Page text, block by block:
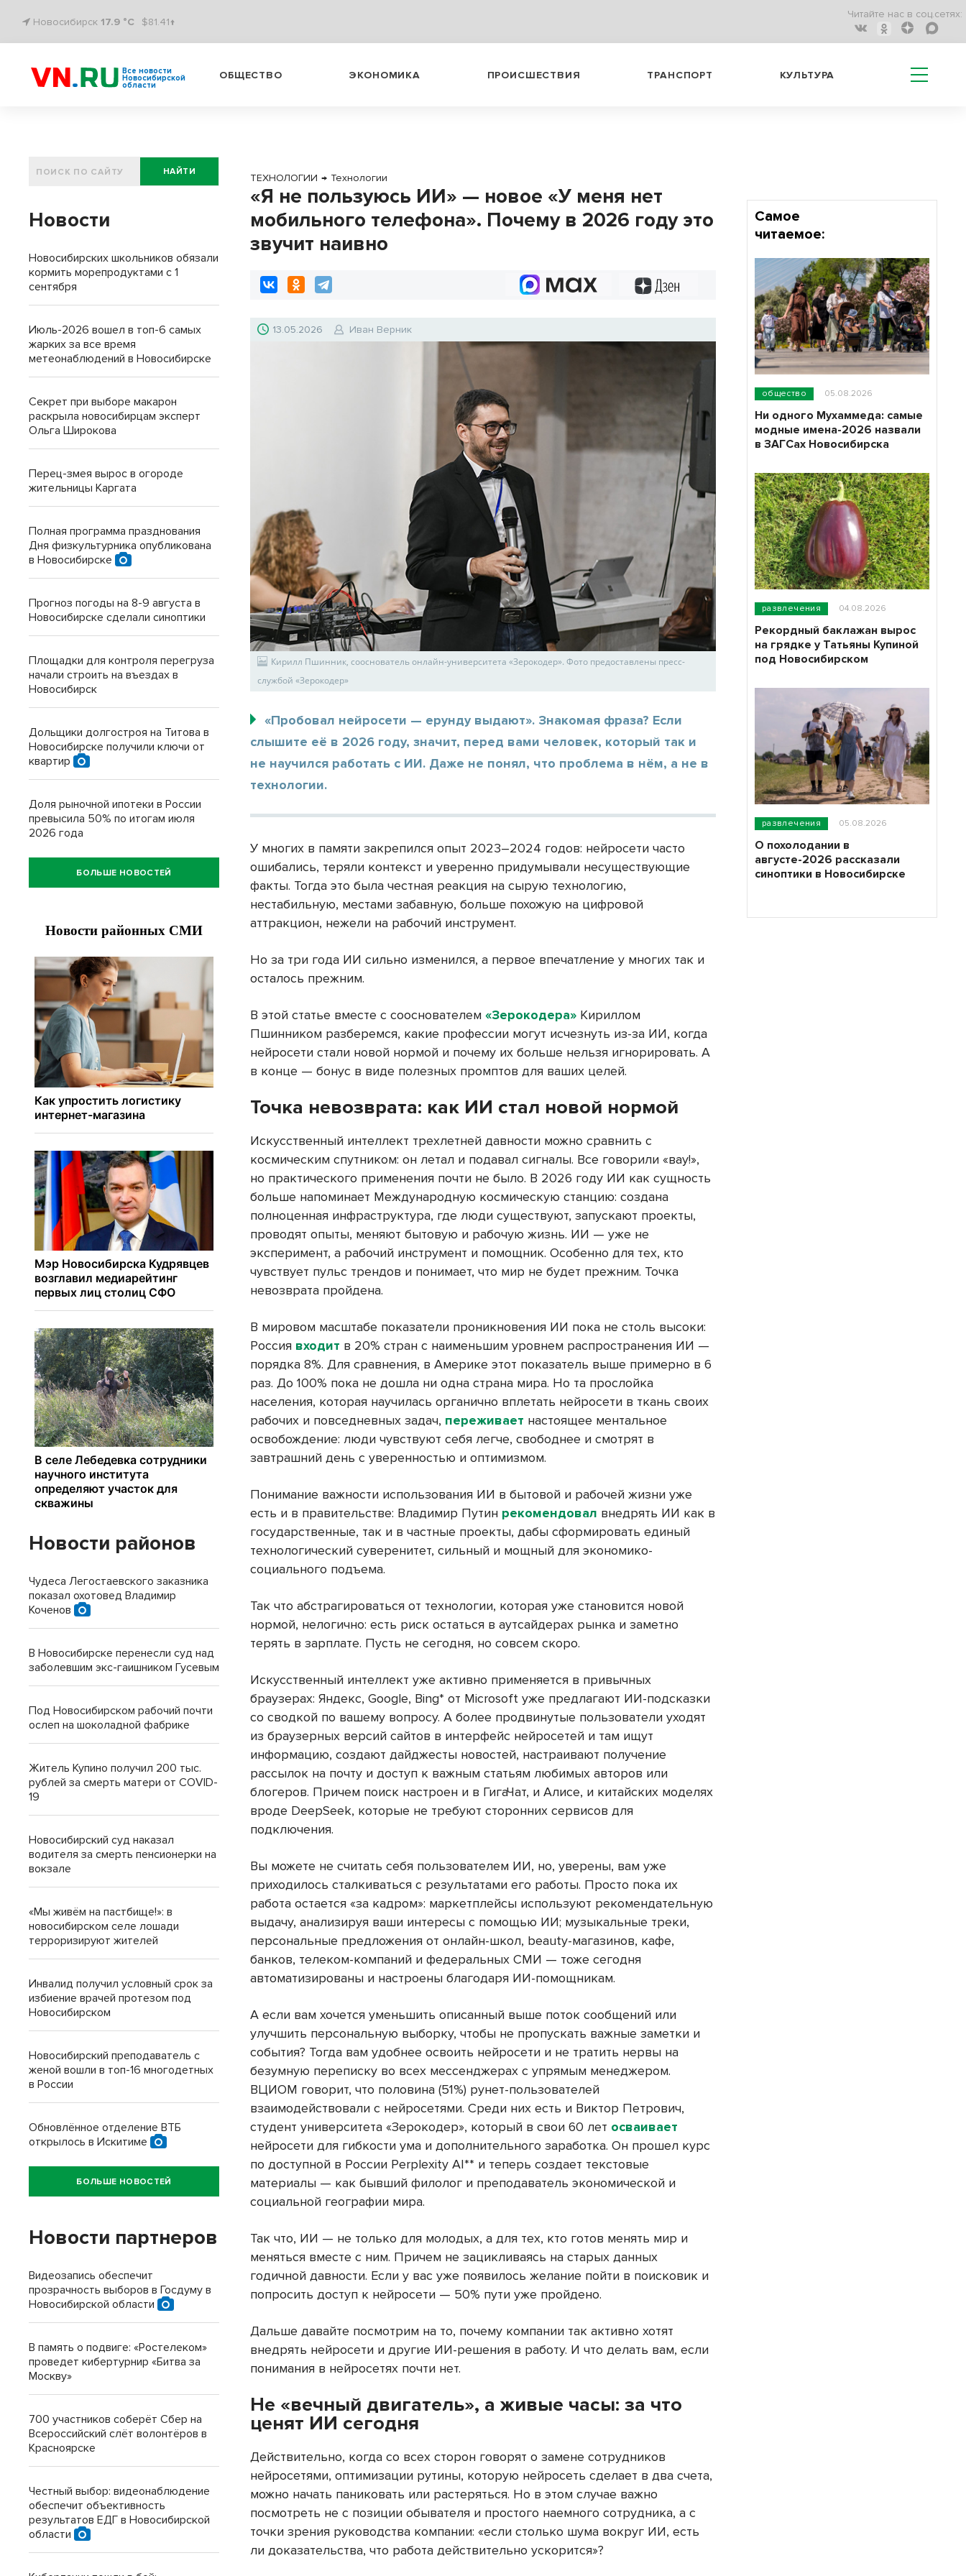
Новосибирск 17.9 °C $81.41↑
Читайте нас в соц.сетях:
Все новости
Новосибирской
области
ОБЩЕСТВО ЭКОНОМИКА ПРОИСШЕСТВИЯ ТРАНСПОРТ КУЛЬТУРА
ТЕХНОЛОГИИ → Технологии
«Я не пользуюсь ИИ» — новое «У меня нет
мобильного телефона». Почему в 2026 году это
звучит наивно
13.05.2026 Иван Верник
Кирилл Пшинник, сооснователь онлайн-университета «Зерокодер». Фото предоставлены пресс-
службой «Зерокодер»
«Пробовал нейросети — ерунду выдают». Знакомая фраза? Если
слышите её в 2026 году, значит, перед вами человек, который так и
не научился работать с ИИ. Даже не понял, что проблема в нём, а не в
технологии.
У многих в памяти закрепился опыт 2023–2024 годов: нейросети часто
ошибались, теряли контекст и уверенно придумывали несуществующие
факты. Тогда это была честная реакция на сырую технологию,
нестабильную, местами забавную, больше похожую на цифровой
аттракцион, нежели на рабочий инструмент.
Но за три года ИИ сильно изменился, а первое впечатление у многих так и
осталось прежним.
В этой статье вместе с сооснователем«Зерокодера» Кириллом
Пшинником разберемся, какие профессии могут исчезнуть из-за ИИ, когда
нейросети стали новой нормой и почему их больше нельзя игнорировать. А
в конце — бонус в виде полезных промптов для ваших целей.
Точка невозврата: как ИИ стал новой нормой
Искусственный интеллект трехлетней давности можно сравнить с
космическим спутником: он летал и подавал сигналы. Все говорили «вау!»,
но практического применения почти не было. В 2026 году ИИ как сущность
больше напоминает Международную космическую станцию: создана
полноценная инфраструктура, где люди существуют, запускают проекты,
проводят опыты, меняют бытовую и рабочую жизнь. ИИ — уже не
эксперимент, а рабочий инструмент и помощник. Особенно для тех, кто
чувствует пульс трендов и понимает, что мир не будет прежним. Точка
невозврата пройдена.
В мировом масштабе показатели проникновения ИИ пока не столь высоки:
Россия входит в 20% стран с наименьшим уровнем распространения ИИ —
порядка 8%. Для сравнения, в Америке этот показатель выше примерно в 6
раз. До 100% пока не дошла ни одна страна мира. Но та прослойка
населения, которая научилась органично вплетать нейросети в ткань своих
рабочих и повседневных задач, переживает настоящее ментальное
освобождение: люди чувствуют себя легче, свободнее и смотрят в
завтрашний день с уверенностью и оптимизмом.
Понимание важности использования ИИ в бытовой и рабочей жизни уже
есть и в правительстве: Владимир Путин рекомендовал внедрять ИИ как в
государственные, так и в частные проекты, дабы сформировать единый
технологический суверенитет, сильный и мощный для экономико-
социального подъема.
Так что абстрагироваться от технологии, которая уже становится новой
нормой, нелогично: есть риск остаться в аутсайдерах рынка и заметно
терять в зарплате. Пусть не сегодня, но совсем скоро.
Искусственный интеллект уже активно применяется в привычных
браузерах: Яндекс, Google, Bing* от Microsoft уже предлагают ИИ-подсказки
со сводкой по вашему вопросу. А более продвинутые пользователи уходят
из браузерных версий сайтов в интерфейс нейросетей и там ищут
информацию, создают дайджесты новостей, настраивают получение
рассылок на почту и доступ к важным статьям любимых авторов или
блогеров. Причем поиск настроен и в ГигаЧат, и Алисе, и китайских моделях
вроде DeepSeek, которые не требуют сторонних сервисов для
подключения.
Вы можете не считать себя пользователем ИИ, но, уверены, вам уже
приходилось сталкиваться с результатами его работы. Просто пока их
работа остается «за кадром»: маркетплейсы используют рекомендательную
выдачу, анализируя ваши интересы с помощью ИИ; музыкальные треки,
персональные предложения от онлайн-школ, beauty-магазинов, кафе,
банков, телеком-компаний и федеральных СМИ — тоже сегодня
автоматизированы и настроены благодаря ИИ-помощникам.
А если вам хочется уменьшить описанный выше поток сообщений или
улучшить персональную выборку, чтобы не пропускать важные заметки и
события? Тогда вам удобнее освоить нейросети и не тратить нервы на
безумную переписку во всех мессенджерах с упрямым менеджером.
ВЦИОМ говорит, что половина (51%) рунет-пользователей
взаимодействовали с нейросетями. Среди них есть и Виктор Петрович,
студент университета «Зерокодер», который в свои 60 лет осваивает
нейросети для гибкости ума и дополнительного заработка. Он прошел курс
по доступной в России Perplexity AI** и теперь создает текстовые
материалы — как бывший филолог и преподаватель экономической и
социальной географии мира.
Так что, ИИ — не только для молодых, а для тех, кто готов менять мир и
меняться вместе с ним. Причем не зацикливаясь на старых данных
годичной давности. Если у вас уже появилось желание пойти в поисковик и
попросить доступ к нейросети — 50% пути уже пройдено.
Дальше давайте посмотрим на то, почему компании так активно хотят
внедрять нейросети и другие ИИ-решения в работу. И что делать вам, если
понимания в нейросетях почти нет.
Не «вечный двигатель», а живые часы: за что
ценят ИИ сегодня
Действительно, когда со всех сторон говорят о замене сотрудников
нейросетями, оптимизации рутины, которую нейросеть сделает в два счета,
можно начать паниковать или растеряться. Но в этом случае важно
посмотреть не с позиции обывателя и простого наемного сотрудника, а с
точки зрения руководства компании: «если столько шума вокруг ИИ, есть
ли доказательства, что работа действительно ускорится»?
НАЙТИ
Новости
Новосибирских школьников обязали
кормить морепродуктами с 1
сентября
Июль-2026 вошел в топ-6 самых
жарких за все время
метеонаблюдений в Новосибирске
Секрет при выборе макарон
раскрыла новосибирцам эксперт
Ольга Широкова
Перец-змея вырос в огороде
жительницы Каргата
Полная программа празднования
Дня физкультурника опубликована
в Новосибирске
Прогноз погоды на 8-9 августа в
Новосибирске сделали синоптики
Площадки для контроля перегруза
начали строить на въездах в
Новосибирск
Дольщики долгостроя на Титова в
Новосибирске получили ключи от
квартир
Доля рыночной ипотеки в России
превысила 50% по итогам июля
2026 года
БОЛЬШЕ НОВОСТЕЙ
Новости районов
Чудеса Легостаевского заказника
показал охотовед Владимир
Коченов
В Новосибирске перенесли суд над
заболевшим экс-гаишником Гусевым
Под Новосибирском рабочий почти
ослеп на шоколадной фабрике
Житель Купино получил 200 тыс.
рублей за смерть матери от COVID-
19
Новосибирский суд наказал
водителя за смерть пенсионерки на
вокзале
«Мы живём на пастбище!»: в
новосибирском селе лошади
терроризируют жителей
Инвалид получил условный срок за
избиение врачей протезом под
Новосибирском
Новосибирский преподаватель с
женой вошли в топ-16 многодетных
в России
Обновлённое отделение ВТБ
открылось в Искитиме
БОЛЬШЕ НОВОСТЕЙ
Новости партнеров
Видеозапись обеспечит
прозрачность выборов в Госдуму в
Новосибирской области
В память о подвиге: «Ростелеком»
проведет кибертурнир «Битва за
Москву»
700 участников соберёт Сбер на
Всероссийский слёт волонтёров в
Красноярске
Честный выбор: видеонаблюдение
обеспечит объективность
результатов ЕДГ в Новосибирской
области
Самое
читаемое:
общество 05.08.2026
Ни одного Мухаммеда: самые
модные имена-2026 назвали
в ЗАГСах Новосибирска
развлечения 04.08.2026
Рекордный баклажан вырос
на грядке у Татьяны Купиной
под Новосибирском
развлечения 05.08.2026
О похолодании в
августе-2026 рассказали
синоптики в Новосибирске